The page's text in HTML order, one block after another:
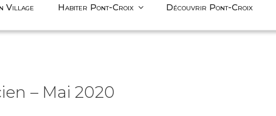
Village Habiter Pont-Croix Découvrir Pont-Croix
– Mai 2020